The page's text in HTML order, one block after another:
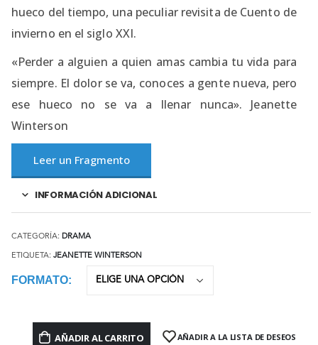
hueco del tiempo, una peculiar revisita de Cuento de
invierno en el siglo XXI.
«Perder a alguien a quien amas cambia tu vida para
siempre. El dolor se va, conoces a gente nueva, pero
ese hueco no se va a llenar nunca». Jeanette
Winterson
Leer un Fragmento
INFORMACIÓN ADICIONAL
CATEGORÍA: DRAMA
ETIQUETA: JEANETTE WINTERSON
FORMATO
AÑADIR AL CARRITO AÑADIR A LA LISTA DE DESEOS